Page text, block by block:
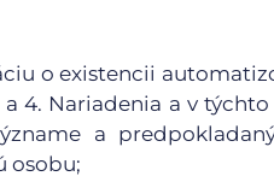
o existencii
a 4. Nariadenia a v
a
osobu;